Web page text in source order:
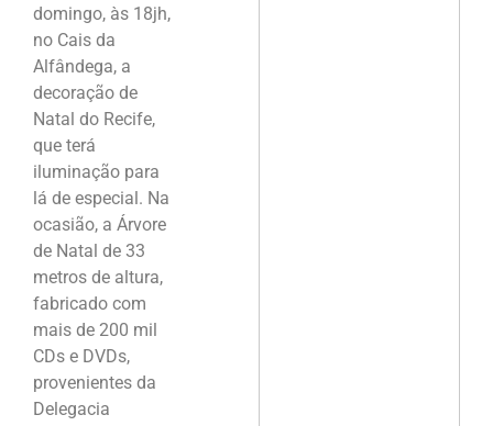
domingo, às 18jh,
no Cais da
Alfândega, a
decoração de
Natal do Recife,
que terá
iluminação para
lá de especial. Na
ocasião, a Árvore
de Natal de 33
metros de altura,
fabricado com
mais de 200 mil
CDs e DVDs,
provenientes da
Delegacia